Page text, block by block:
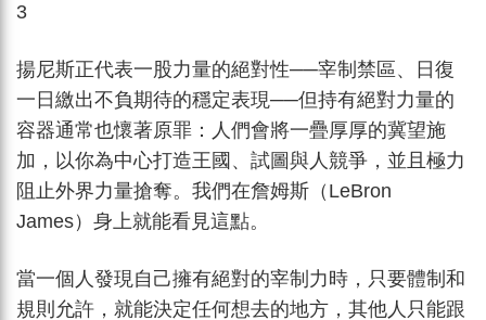
3
揚尼斯正代表一股力量的絕對性──宰制禁區、日復
一日繳出不負期待的穩定表現──但持有絕對力量的
容器通常也懷著原罪：人們會將一疊厚厚的冀望施
加，以你為中心打造王國、試圖與人競爭，並且極力
阻止外界力量搶奪。我們在詹姆斯（LeBron
James）身上就能看見這點。
當一個人發現自己擁有絕對的宰制力時，只要體制和
規則允許，就能決定任何想去的地方，其他人只能跟